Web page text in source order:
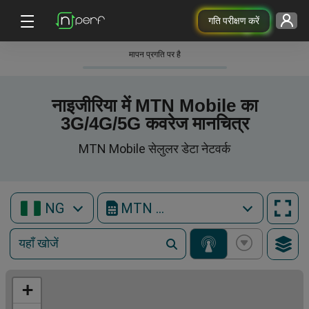
गति परीक्षण करें
मापन प्रगति पर है
नाइजीरिया में MTN Mobile का
3G/4G/5G कवरेज मानचित्र
MTN Mobile सेलुलर डेटा नेटवर्क
NG MTN Mobile
+